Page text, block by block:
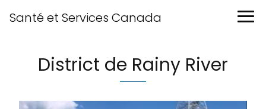
Santé et Services Canada
District de Rainy River